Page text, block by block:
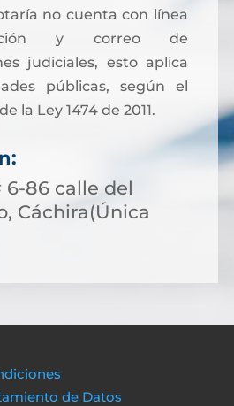
no cuenta con línea
y correo de
judiciales, esto aplica
públicas, según el
la Ley 1474 de 2011.
6-86 calle del
Cáchira(Única
de Datos